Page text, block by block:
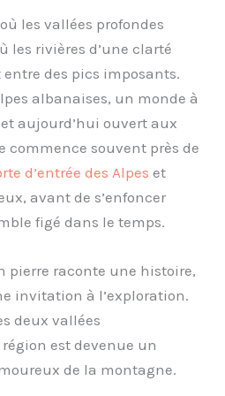
les vallées profondes
les rivières d’une clarté
des pics imposants.
albanaises, un monde à
aujourd’hui ouvert aux
commence souvent près de
d’entrée des Alpes et
avant de s’enfoncer
figé dans le temps.
pierre raconte une histoire,
invitation à l’exploration.
deux vallées
est devenue un
de la montagne.